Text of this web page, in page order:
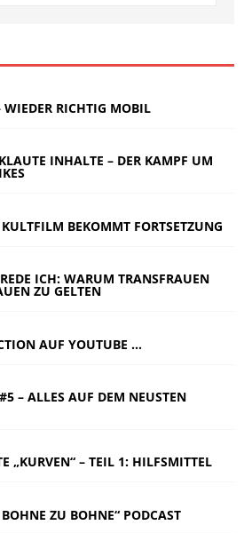
RICHTIG MOBIL
INHALTE – DER KAMPF UM
BEKOMMT FORTSETZUNG
ICH: WARUM TRANSFRAUEN
ZU GELTEN
AUF YOUTUBE …
– ALLES AUF DEM NEUSTEN
„KURVEN“ – TEIL 1: HILFSMITTEL
ZU BOHNE“ PODCAST